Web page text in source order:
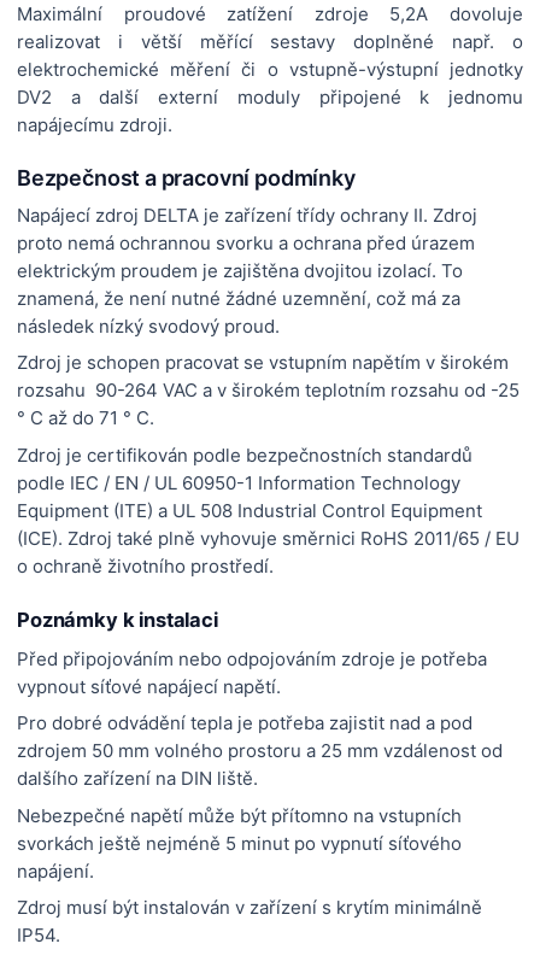
Maximální proudové zatížení zdroje 5,2A dovoluje
realizovat i větší měřící sestavy doplněné např. o
elektrochemické měření či o vstupně-výstupní jednotky
DV2 a další externí moduly připojené k jednomu
napájecímu zdroji.
Bezpečnost a pracovní podmínky
Napájecí zdroj DELTA je zařízení třídy ochrany II. Zdroj
proto nemá ochrannou svorku a ochrana před úrazem
elektrickým proudem je zajištěna dvojitou izolací. To
znamená, že není nutné žádné uzemnění, což má za
následek nízký svodový proud.
Zdroj je schopen pracovat se vstupním napětím v širokém
rozsahu 90-264 VAC a v širokém teplotním rozsahu od -25
° C až do 71 ° C.
Zdroj je certifikován podle bezpečnostních standardů
podle IEC / EN / UL 60950-1 Information Technology
Equipment (ITE) a UL 508 Industrial Control Equipment
(ICE). Zdroj také plně vyhovuje směrnici RoHS 2011/65 / EU
o ochraně životního prostředí.
Poznámky k instalaci
Před připojováním nebo odpojováním zdroje je potřeba
vypnout síťové napájecí napětí.
Pro dobré odvádění tepla je potřeba zajistit nad a pod
zdrojem 50 mm volného prostoru a 25 mm vzdálenost od
dalšího zařízení na DIN liště.
Nebezpečné napětí může být přítomno na vstupních
svorkách ještě nejméně 5 minut po vypnutí síťového
napájení.
Zdroj musí být instalován v zařízení s krytím minimálně
IP54.